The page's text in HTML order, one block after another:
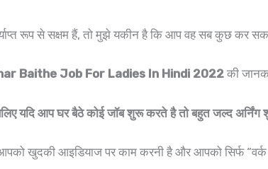
रूप से सक्षम हैं, तो मुझे यकीन है कि आप वह सब कुछ कर
Baithe Job For Ladies In Hindi 2022 की
यदि आप घर बैठे कोई जॉब शुरू करते है तो बहुत जल्द अर्निंग
खुदकी आइडियाज पर काम करनी है और आपको सिर्फ